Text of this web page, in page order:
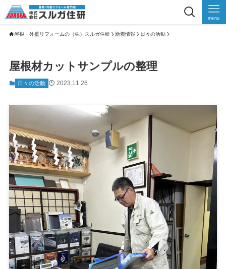
menu
屋根・外壁リフォームの（株）スルガ住研 新着情報 日々の活動
屋根材カットサンプルの整理
日々の活動 2023.11.26